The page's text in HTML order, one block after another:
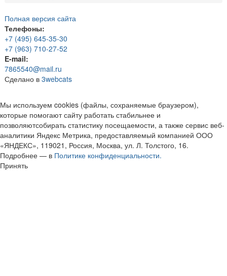
Полная версия сайта
Телефоны:
+7 (495) 645-35-30
+7 (963) 710-27-52
E-mail:
7865540@mail.ru
Сделано в 3webcats
Мы используем cookies (файлы, сохраняемые браузером),
которые помогают сайту работать стабильнее и
позволяютсобирать статистику посещаемости, а также сервис веб-
аналитики Яндекс Метрика, предоставляемый компанией ООО
«ЯНДЕКС», 119021, Россия, Москва, ул. Л. Толстого, 16.
Подробнее — в Политике конфиденциальности.
Принять